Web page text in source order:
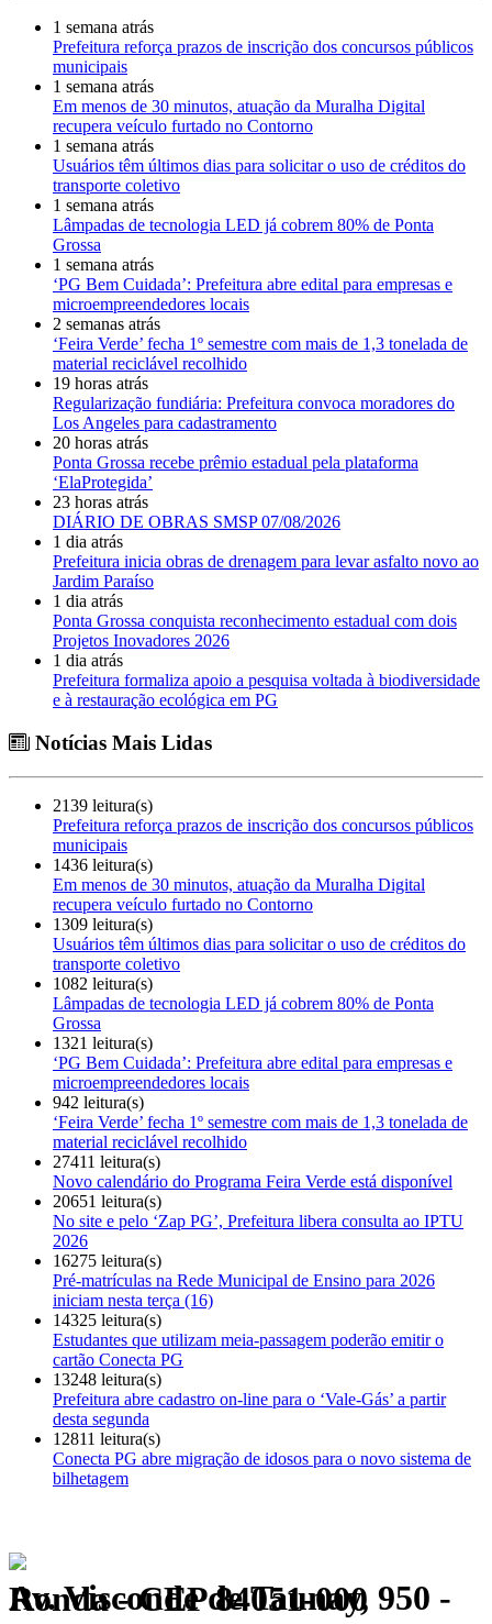
1 semana atrás
Prefeitura reforça prazos de inscrição dos concursos públicos
municipais
1 semana atrás
Em menos de 30 minutos, atuação da Muralha Digital
recupera veículo furtado no Contorno
1 semana atrás
Usuários têm últimos dias para solicitar o uso de créditos do
transporte coletivo
1 semana atrás
Lâmpadas de tecnologia LED já cobrem 80% de Ponta
Grossa
1 semana atrás
‘PG Bem Cuidada’: Prefeitura abre edital para empresas e
microempreendedores locais
2 semanas atrás
‘Feira Verde’ fecha 1º semestre com mais de 1,3 tonelada de
material reciclável recolhido
19 horas atrás
Regularização fundiária: Prefeitura convoca moradores do
Los Angeles para cadastramento
20 horas atrás
Ponta Grossa recebe prêmio estadual pela plataforma
‘ElaProtegida’
23 horas atrás
DIÁRIO DE OBRAS SMSP 07/08/2026
1 dia atrás
Prefeitura inicia obras de drenagem para levar asfalto novo ao
Jardim Paraíso
1 dia atrás
Ponta Grossa conquista reconhecimento estadual com dois
Projetos Inovadores 2026
1 dia atrás
Prefeitura formaliza apoio a pesquisa voltada à biodiversidade
e à restauração ecológica em PG
Notícias Mais Lidas
2139 leitura(s)
Prefeitura reforça prazos de inscrição dos concursos públicos
municipais
1436 leitura(s)
Em menos de 30 minutos, atuação da Muralha Digital
recupera veículo furtado no Contorno
1309 leitura(s)
Usuários têm últimos dias para solicitar o uso de créditos do
transporte coletivo
1082 leitura(s)
Lâmpadas de tecnologia LED já cobrem 80% de Ponta
Grossa
1321 leitura(s)
‘PG Bem Cuidada’: Prefeitura abre edital para empresas e
microempreendedores locais
942 leitura(s)
‘Feira Verde’ fecha 1º semestre com mais de 1,3 tonelada de
material reciclável recolhido
27411 leitura(s)
Novo calendário do Programa Feira Verde está disponível
20651 leitura(s)
No site e pelo ‘Zap PG’, Prefeitura libera consulta ao IPTU
2026
16275 leitura(s)
Pré-matrículas na Rede Municipal de Ensino para 2026
iniciam nesta terça (16)
14325 leitura(s)
Estudantes que utilizam meia-passagem poderão emitir o
cartão Conecta PG
13248 leitura(s)
Prefeitura abre cadastro on-line para o ‘Vale-Gás’ a partir
desta segunda
12811 leitura(s)
Conecta PG abre migração de idosos para o novo sistema de
bilhetagem
Av. Visconde de Taunay, 950 - Ronda - CEP 84051-000